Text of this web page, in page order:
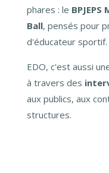
phares : le BPJEPS
Ball, pensés pour
d'éducateur sportif.
EDO, c'est aussi
à travers des
aux publics, aux
structures.